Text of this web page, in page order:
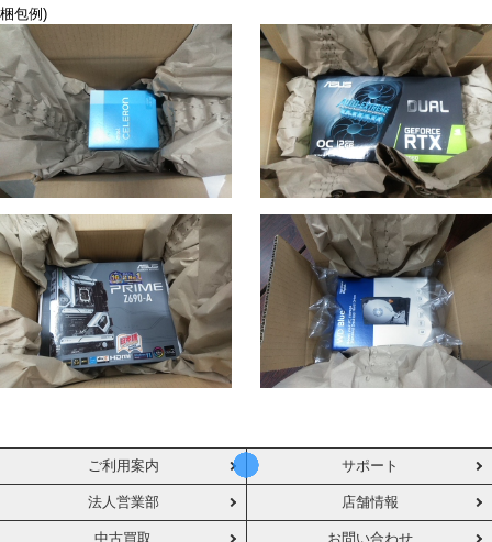
梱包例)
ご利用案内 サポート
法人営業部 店舗情報